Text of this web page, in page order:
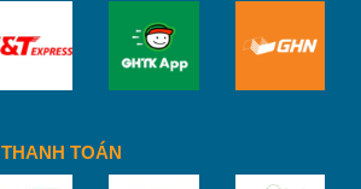
THANH TOÁN